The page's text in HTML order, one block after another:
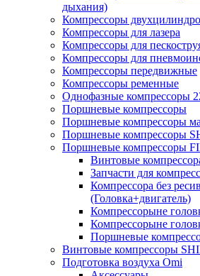
дыхания)
Компрессоры
Компрессоры для лазера
Компрессоры для
Компрессоры для
Компрессоры передвижные
Компрессоры ременные
Однофазные компрессоры
Поршневые компрессоры
Поршневые компрессоры
Поршневые компрессоры
Поршневые компрессоры
Винтовые
Запчасти для
Компрессора без
(Головка+двигатель)
Компрессорыне
Компрессорыне
Поршневые
Винтовые компрессоры
Подготовка воздуха Omi